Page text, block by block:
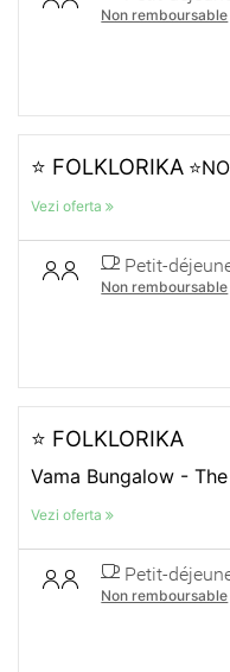
Non remboursable
⭐ FOLKLORIKA
Vezi oferta
Petit-
Non remboursable
⭐ FOLKLORIKA
Vama Bungalow -
Vezi oferta
Petit-
Non remboursable